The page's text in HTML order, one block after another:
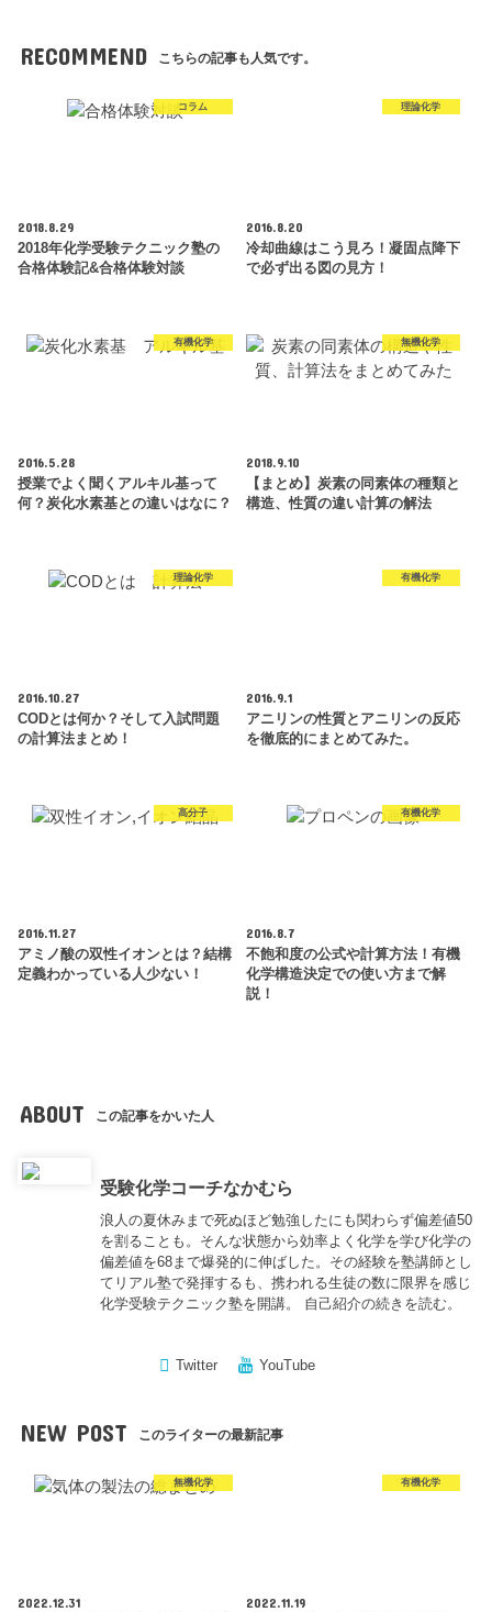
RECOMMEND こちらの記事も人気です。
コラム
2018.8.29
2018年化学受験テクニック塾の
合格体験記&合格体験対談
理論化学
2016.8.20
冷却曲線はこう見ろ！凝固点降下
で必ず出る図の見方！
有機化学
2016.5.28
授業でよく聞くアルキル基って
何？炭化水素基との違いはなに？
無機化学
2018.9.10
【まとめ】炭素の同素体の種類と
構造、性質の違い計算の解法
理論化学
2016.10.27
CODとは何か？そして入試問題
の計算法まとめ！
有機化学
2016.9.1
アニリンの性質とアニリンの反応
を徹底的にまとめてみた。
高分子
2016.11.27
アミノ酸の双性イオンとは？結構
定義わかっている人少ない！
有機化学
2016.8.7
不飽和度の公式や計算方法！有機
化学構造決定での使い方まで解
説！
ABOUT この記事をかいた人
受験化学コーチなかむら
浪人の夏休みまで死ぬほど勉強したにも関わらず偏差値50
を割ることも。そんな状態から効率よく化学を学び化学の
偏差値を68まで爆発的に伸ばした。その経験を塾講師とし
てリアル塾で発揮するも、携われる生徒の数に限界を感じ
化学受験テクニック塾を開講。 自己紹介の続きを読む。
Twitter YouTube
NEW POST このライターの最新記事
無機化学
2022.12.31
有機化学
2022.11.19